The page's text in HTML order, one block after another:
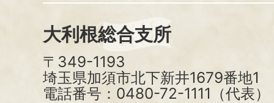
大利根総合支所
〒349-1193
埼玉県加須市北下新井1679番地1
電話番号：0480-72-1111（代表）